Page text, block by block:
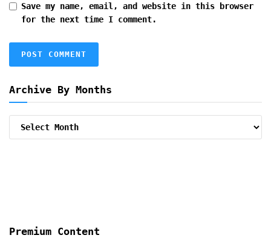
Save my name, email, and website in this browser
for the next time I comment.
Archive By Months
Premium Content